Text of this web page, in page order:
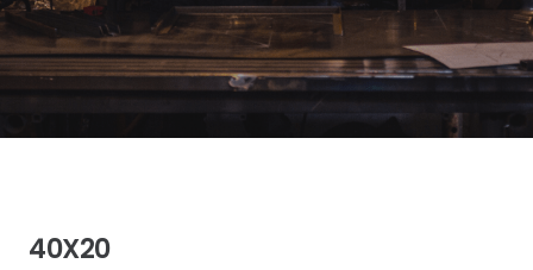
40X20